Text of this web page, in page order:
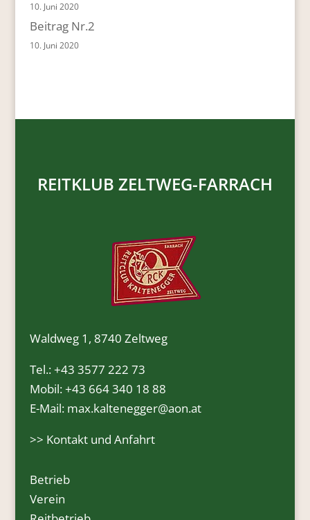
10. Juni 2020
Beitrag Nr.2
10. Juni 2020
REITKLUB ZELTWEG-FARRACH
Waldweg 1, 8740 Zeltweg
Tel.:+43 3577 222 73
Mobil:+43 664 340 18 88
E-Mail: max.kaltenegger@aon.at
>> Kontakt und Anfahrt
Betrieb
Verein